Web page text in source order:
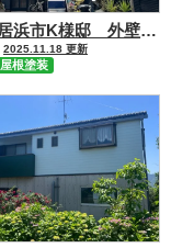
愛媛県新居浜市K様邸 外壁屋根塗装工事 施工事例
2025.11.18 更新
屋根塗装